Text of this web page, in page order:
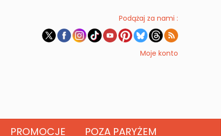
Podążaj za nami :
Moje konto
PROMOCJE POZA PARYŻEM